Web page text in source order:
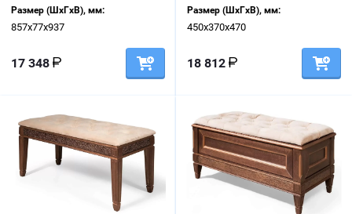
Размер (ШхГхВ), мм:
857х77х937
17 348
Размер (ШхГхВ), мм:
450х370х470
18 812